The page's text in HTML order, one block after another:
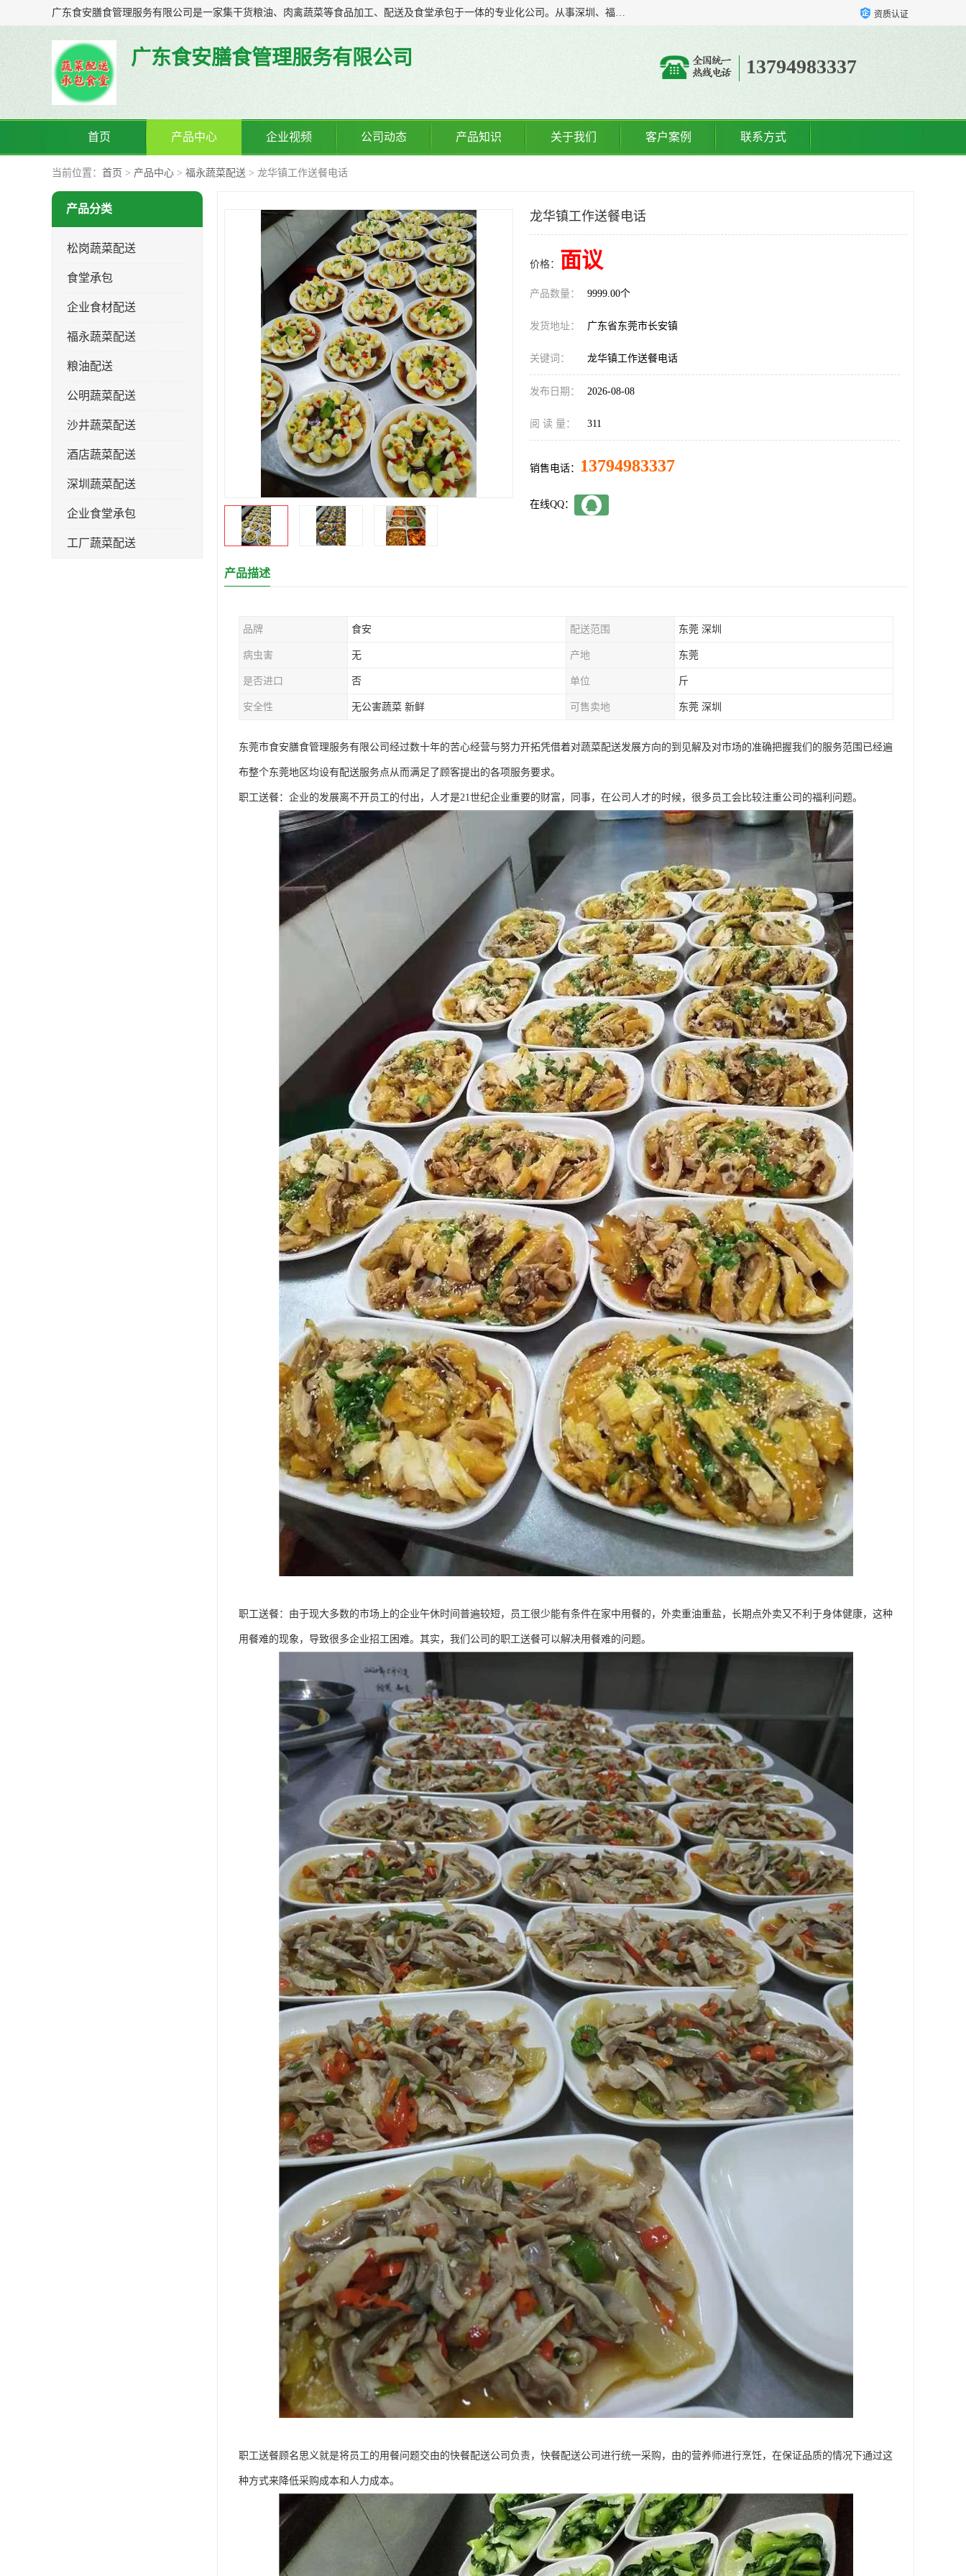
广东食安膳食管理服务有限公司是一家集干货粮油、肉禽蔬菜等食品加工、配送及食堂承包于一体的专业化公司。从事深圳、福永、公明、沙井、松岗等地区的蔬菜配送服务。 专业的服务队伍，以及完善的服务机制，经过多年的努力拼搏，赢得了广大客户的信赖和支持。 资质认证
广东食安膳食管理服务有限公司 13794983337
首页 产品中心 企业视频 公司动态 产品知识 关于我们 客户案例 联系方式
当前位置： 首页 > 产品中心 > 福永蔬菜配送 > 龙华镇工作送餐电话
产品分类
松岗蔬菜配送
食堂承包
企业食材配送
福永蔬菜配送
粮油配送
公明蔬菜配送
沙井蔬菜配送
酒店蔬菜配送
深圳蔬菜配送
企业食堂承包
工厂蔬菜配送
龙华镇工作送餐电话
价格： 面议
产品数量： 9999.00个
发货地址： 广东省东莞市长安镇
关键词： 龙华镇工作送餐电话
发布日期： 2026-08-08
阅 读 量： 311
销售电话： 13794983337
在线QQ：
产品描述
品牌 食安 配送范围 东莞 深圳
病虫害 无 产地 东莞
是否进口 否 单位 斤
安全性 无公害蔬菜 新鲜 可售卖地 东莞 深圳
东莞市食安膳食管理服务有限公司经过数十年的苦心经营与努力开拓凭借着对蔬菜配送发展方向的到见解及对市场的准确把握我们的服务范围已经遍
布整个东莞地区均设有配送服务点从而满足了顾客提出的各项服务要求。
职工送餐：企业的发展离不开员工的付出，人才是21世纪企业重要的财富，同事，在公司人才的时候，很多员工会比较注重公司的福利问题。
职工送餐：由于现大多数的市场上的企业午休时间普遍较短，员工很少能有条件在家中用餐的，外卖重油重盐，长期点外卖又不利于身体健康，这种
用餐难的现象，导致很多企业招工困难。其实，我们公司的职工送餐可以解决用餐难的问题。
职工送餐顾名思义就是将员工的用餐问题交由的快餐配送公司负责，快餐配送公司进行统一采购，由的营养师进行烹饪，在保证品质的情况下通过这
种方式来降低采购成本和人力成本。